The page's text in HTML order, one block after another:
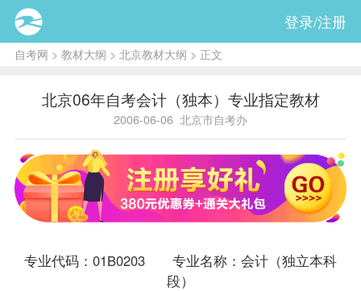
登录/注册
自考网 > 教材大纲 > 北京教材大纲 > 正文
北京06年自考会计（独本）专业指定教材
2006-06-06 北京市自考办
专业代码：01B0203 专业名称： 会计（独立本科
段）